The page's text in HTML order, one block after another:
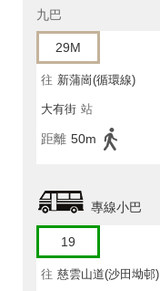
九巴
29M
往 新蒲崗(循環線)
大有街 站
距離 50m
專線小巴
19
往 慈雲山道(沙田坳邨)